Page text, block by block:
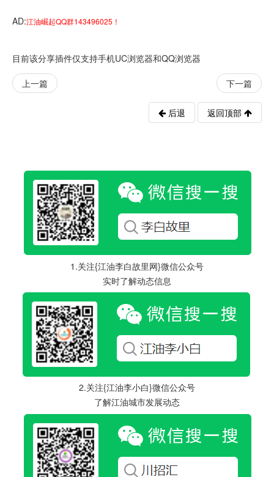
AD:江油崛起QQ群143496025！
目前该分享插件仅支持手机UC浏览器和QQ浏览器
上一篇 下一篇
后退 返回顶部
1.关注{江油李白故里网}微信公众号
实时了解动态信息
2.关注{江油李小白}微信公众号
了解江油城市发展动态